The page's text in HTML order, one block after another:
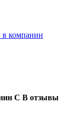
в компании
С В отзывы